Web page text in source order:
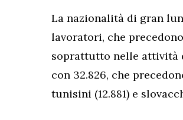
La nazionalità di gran
lavoratori, che
soprattutto nelle attività
con 32.826, che
tunisini (12.881) e